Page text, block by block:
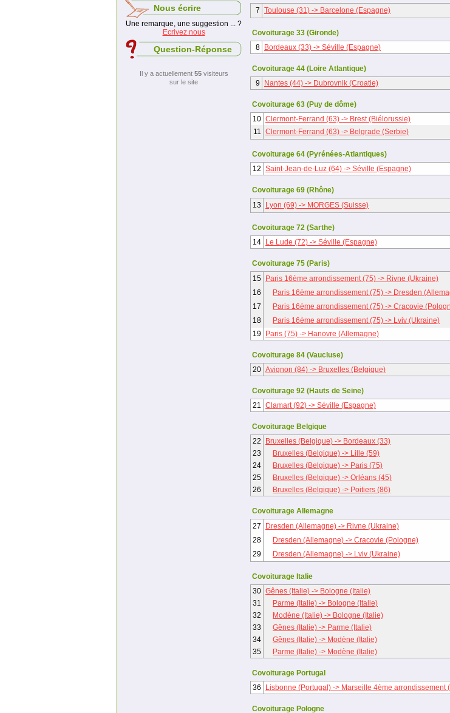
Nous écrire
Une remarque, une suggestion ... ?
Ecrivez nous
Question-Réponse
Il y a actuellement 55visiteurs
sur le site
7 Toulouse (31) -> Barcelone (Espagne)
Covoiturage 33 (Gironde)
8 Bordeaux (33) -> Séville (Espagne)
Covoiturage 44 (Loire Atlantique)
9 Nantes (44) -> Dubrovnik (Croatie)
Covoiturage 63 (Puy de dôme)
10 Clermont-Ferrand (63) -> Brest (Biélorussie)
11 Clermont-Ferrand (63) -> Belgrade (Serbie)
Covoiturage 64 (Pyrénées-Atlantiques)
12 Saint-Jean-de-Luz (64) -> Séville (Espagne)
Covoiturage 69 (Rhône)
13 Lyon (69) -> MORGES (Suisse)
Covoiturage 72 (Sarthe)
14 Le Lude (72) -> Séville (Espagne)
Covoiturage 75 (Paris)
15 Paris 16ème arrondissement (75) -> Rivne (Ukraine)
16
Paris 16ème arrondissement (75) -> Dresden
17
Paris 16ème arrondissement (75) -> Cracovie
18
Paris 16ème arrondissement (75) -> Lviv (Ukraine)
19
Paris (75) -> Hanovre (Allemagne)
Covoiturage 84 (Vaucluse)
20 Avignon (84) -> Bruxelles (Belgique)
Covoiturage 92 (Hauts de Seine)
21 Clamart (92) -> Séville (Espagne)
Covoiturage Belgique
22 Bruxelles (Belgique) -> Bordeaux (33)
23
Bruxelles (Belgique) -> Lille (59)
24
Bruxelles (Belgique) -> Paris (75)
25
Bruxelles (Belgique) -> Orléans (45)
26
Bruxelles (Belgique) -> Poitiers (86)
Covoiturage Allemagne
27 Dresden (Allemagne) -> Rivne (Ukraine)
28
Dresden (Allemagne) -> Cracovie (Pologne)
29
Dresden (Allemagne) -> Lviv (Ukraine)
Covoiturage Italie
30 Gênes (Italie) -> Bologne (Italie)
31
Parme (Italie) -> Bologne (Italie)
32
Modène (Italie) -> Bologne (Italie)
33
Gênes (Italie) -> Parme (Italie)
34
Gênes (Italie) -> Modène (Italie)
35
Parme (Italie) -> Modène (Italie)
Covoiturage Portugal
36 Lisbonne (Portugal) -> Marseille 4ème arrondissement
Covoiturage Pologne